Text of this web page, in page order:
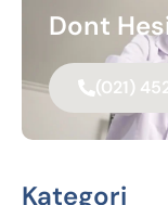
Dont
(021)
Kategori